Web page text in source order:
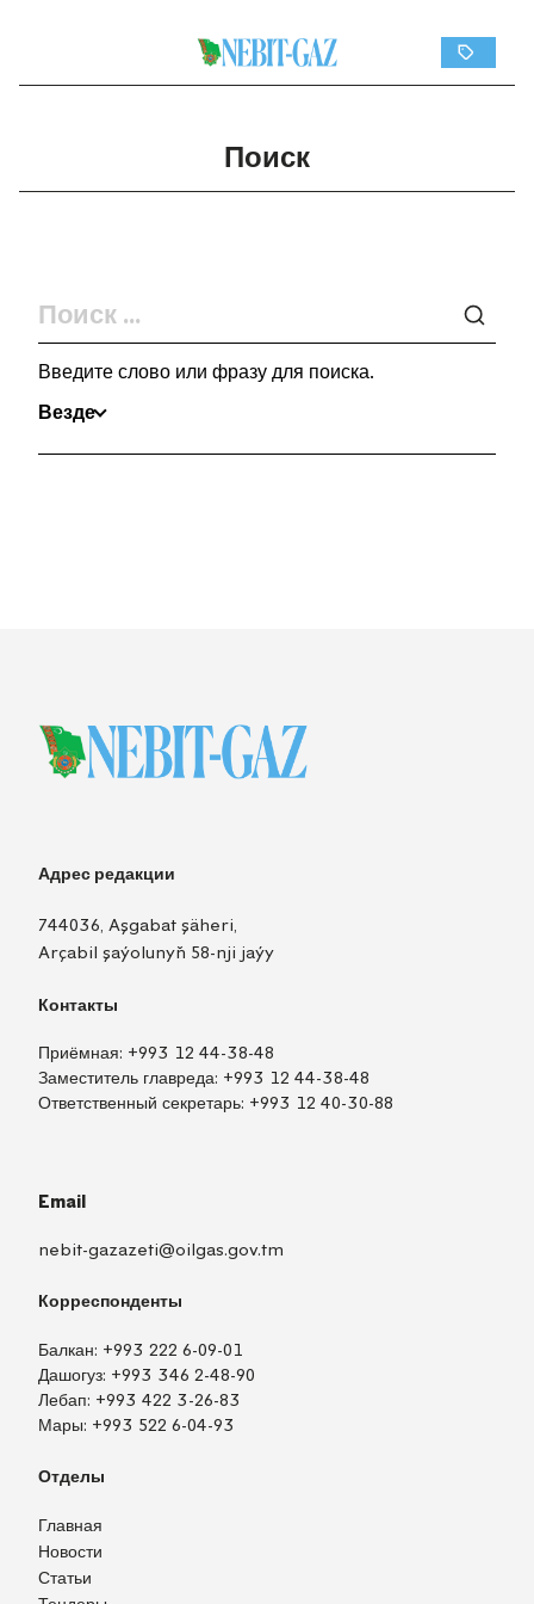
Поиск
Введите слово или фразу для поиска.
Везде
Адрес редакции
744036, Aşgabat şäheri,
Arçabil şaýolunyň 58-nji jaýy
Контакты
Приёмная: +993 12 44-38-48
Заместитель главреда: +993 12 44-38-48
Ответственный секретарь: +993 12 40-30-88
Email
nebit-gazazeti@oilgas.gov.tm
Корреспонденты
Балкан: +993 222 6-09-01
Дашогуз: +993 346 2-48-90
Лебап: +993 422 3-26-83
Мары: +993 522 6-04-93
Отделы
Главная
Новости
Статьи